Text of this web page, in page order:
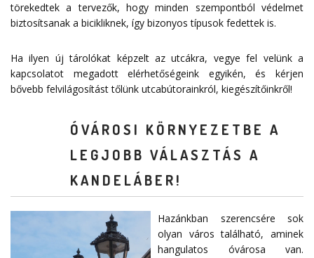
törekedtek a tervezők, hogy minden szempontból védelmet
biztosítsanak a bicikliknek, így bizonyos típusok fedettek is.
Ha ilyen új tárolókat képzelt az utcákra, vegye fel velünk a
kapcsolatot megadottelérhetőségeink egyikén, és kérjen
bővebb felvilágosítást tőlünk utcabútorainkról, kiegészítőinkről!
ÓVÁROSI KÖRNYEZETBE A
LEGJOBB VÁLASZTÁS A
KANDELÁBER!
Hazánkban szerencsére sok
olyan város található, aminek
hangulatos óvárosa van.